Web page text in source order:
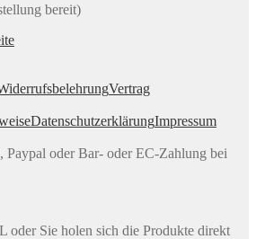
bereit)
Vertrag
DatenschutzerklärungImpressum
Paypal oder Bar- oder EC-Zahlung bei
oder Sie holen sich die Produkte direkt